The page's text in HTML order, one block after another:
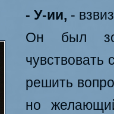
- У-ии, -
Он был
чувствовать
решить
но